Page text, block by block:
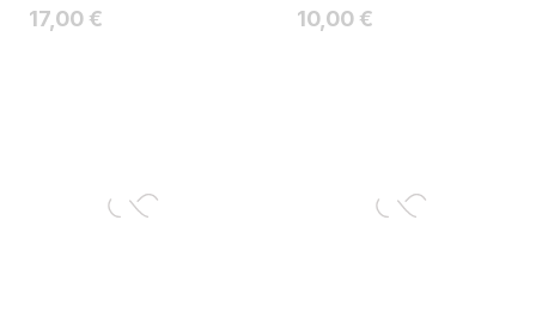
Hinta
17,00 € Hinta
10,00 €